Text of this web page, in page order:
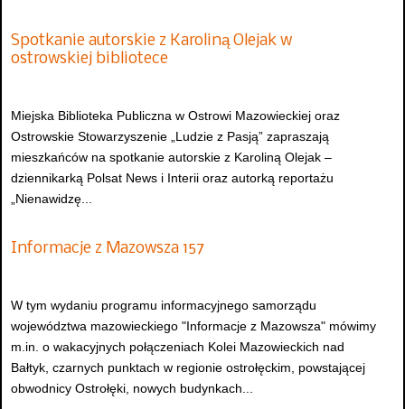
Spotkanie autorskie z Karoliną Olejak w
ostrowskiej bibliotece
Miejska Biblioteka Publiczna w Ostrowi Mazowieckiej oraz
Ostrowskie Stowarzyszenie „Ludzie z Pasją” zapraszają
mieszkańców na spotkanie autorskie z Karoliną Olejak –
dziennikarką Polsat News i Interii oraz autorką reportażu
„Nienawidzę...
Informacje z Mazowsza 157
W tym wydaniu programu informacyjnego samorządu
województwa mazowieckiego "Informacje z Mazowsza" mówimy
m.in. o wakacyjnych połączeniach Kolei Mazowieckich nad
Bałtyk, czarnych punktach w regionie ostrołęckim, powstającej
obwodnicy Ostrołęki, nowych budynkach...